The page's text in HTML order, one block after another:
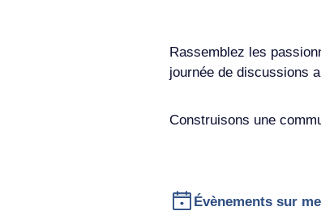
Rassemblez les
journée de discussions
Construisons une
Évènements sur